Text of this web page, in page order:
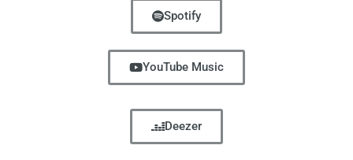
Spotify
YouTube Music
Deezer